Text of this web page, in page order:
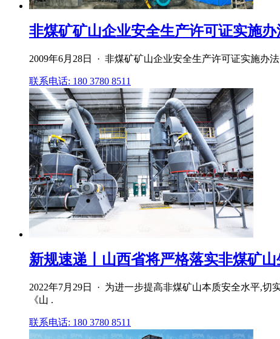
非煤矿矿山企业安全生产许可证实施
2009年6月28日 · 非煤矿矿山企业安全生产许可证实施办
联系电话: 180 3780 8511
新规速递丨山西省将严格落实非煤矿
2022年7月29日 · 为进一步提高非煤矿山本质安全水平,切
《山 .
联系电话: 180 3780 8511